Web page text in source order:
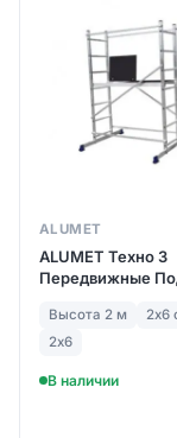
ALUMET
ALUMET Техно 3
Передвижные
Высота 2 м
2х6
2х6
В наличии